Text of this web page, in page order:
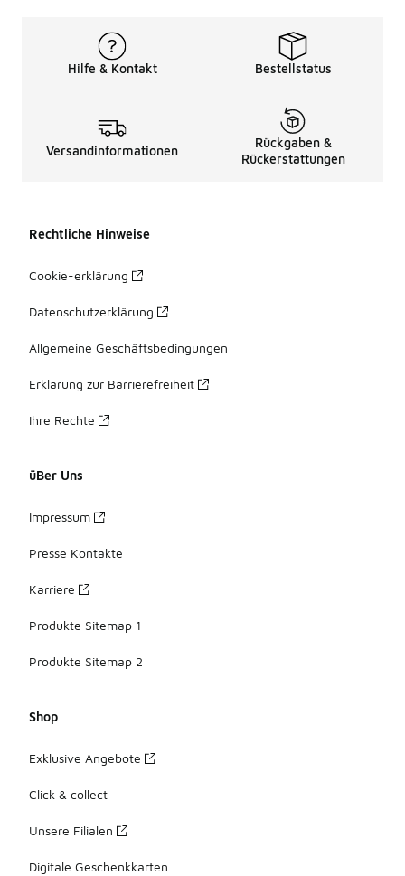
Hilfe & Kontakt Bestellstatus
Versandinformationen
Rückgaben &
Rückerstattungen
Rechtliche Hinweise
Cookie-erklärung
Datenschutzerklärung
Allgemeine Geschäftsbedingungen
Erklärung zur Barrierefreiheit
Ihre Rechte
üBer Uns
Impressum
Presse Kontakte
Karriere
Produkte Sitemap 1
Produkte Sitemap 2
Shop
Exklusive Angebote
Click & collect
Unsere Filialen
Digitale Geschenkkarten